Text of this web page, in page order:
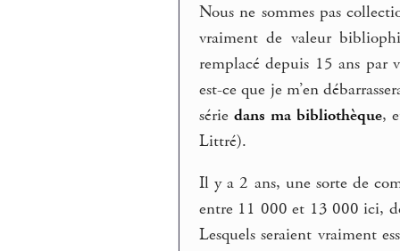
Nous ne sommes pas
vraiment de valeur
remplacé depuis 15 ans par
est-ce que je m’en
série dans ma bibliothèque,
Littré).
Il y a 2 ans, une sorte de
entre 11 000 et 13 000 ici,
Lesquels seraient vraiment